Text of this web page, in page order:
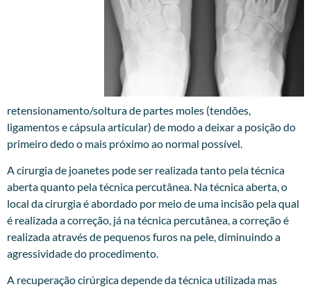
retensionamento/soltura de partes moles (tendões,
ligamentos e cápsula articular) de modo a deixar a posição do
primeiro dedo o mais próximo ao normal possível.
A cirurgia de joanetes pode ser realizada tanto pela técnica
aberta quanto pela técnica percutânea. Na técnica aberta, o
local da cirurgia é abordado por meio de uma incisão pela qual
é realizada a correção, já na técnica percutânea, a correção é
realizada através de pequenos furos na pele, diminuindo a
agressividade do procedimento.
A recuperação cirúrgica depende da técnica utilizada mas